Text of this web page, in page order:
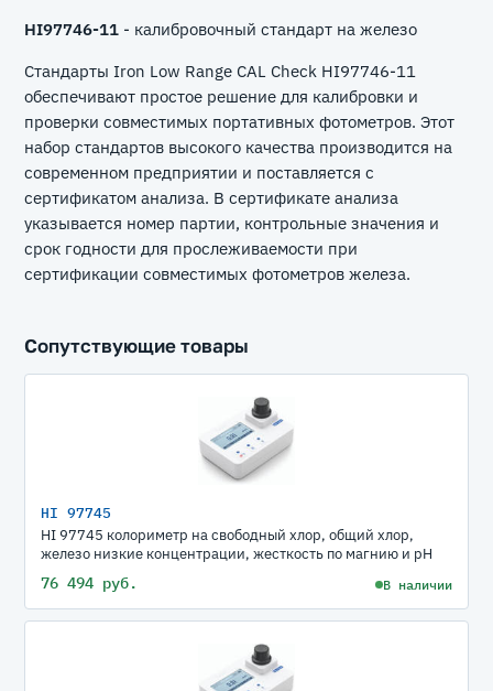
HI97746-11 - калибровочный стандарт на железо
Стандарты Iron Low Range CAL Check HI97746-11
обеспечивают простое решение для калибровки и
проверки совместимых портативных фотометров. Этот
набор стандартов высокого качества производится на
современном предприятии и поставляется с
сертификатом анализа. В сертификате анализа
указывается номер партии, контрольные значения и
срок годности для прослеживаемости при
сертификации совместимых фотометров железа.
Сопутствующие товары
HI 97745
HI 97745 колориметр на свободный хлор, общий хлор,
железо низкие концентрации, жесткость по магнию и рН
76 494 руб. В наличии